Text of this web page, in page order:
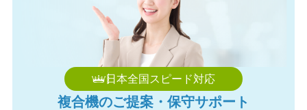
2026年8月6日 11:43
【愛媛県】複合機 RICOH 導入のお問い合わせを頂きまし
た。ありがとうございます。
2026年8月6日 11:22
【神奈川県】コピー機 TOSHIBA 導入のお問い合わせを頂
きました。ありがとうございます。
日本全国スピード対応
複合機のご提案・保守サポート